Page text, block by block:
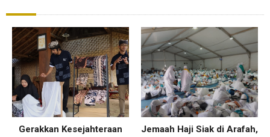
Gerakkan Kesejahteraan
Jemaah Haji Siak di Arafah,